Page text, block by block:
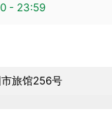
- 23:59
旅馆256号